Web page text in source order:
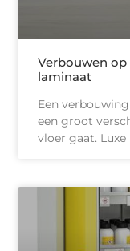
Verbouwen
laminaat
Een
een groot
vloer gaat.